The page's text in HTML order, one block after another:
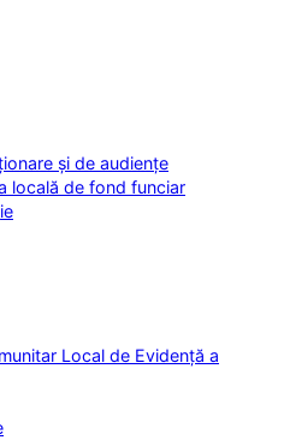
și de audiențe
locală de fond funciar
Local de Evidență a